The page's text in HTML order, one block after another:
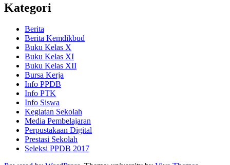
Kategori
Berita
Berita Kemdikbud
Buku Kelas X
Buku Kelas XI
Buku Kelas XII
Bursa Kerja
Info PPDB
Info PTK
Info Siswa
Kegiatan Sekolah
Media Pembelajaran
Perpustakaan Digital
Prestasi Sekolah
Seleksi PPDB 2017